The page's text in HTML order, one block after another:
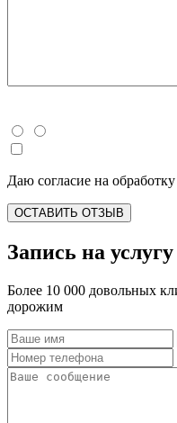
Даю согласие на обработку
ОСТАВИТЬ ОТЗЫВ
Запись на услугу
Более 10 000 довольных
дорожим